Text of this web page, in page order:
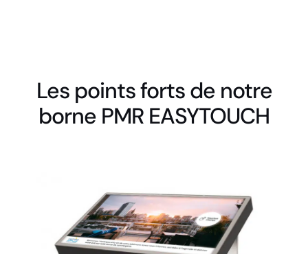
Les points forts de notre
borne PMR EASYTOUCH